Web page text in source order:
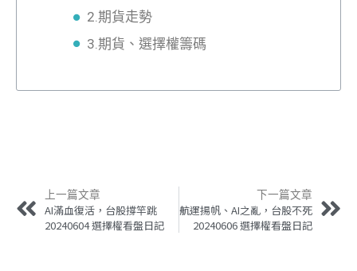
2.期貨走勢
3.期貨、選擇權籌碼
上一篇文章
AI滿血復活，台股撐竿跳
20240604 選擇權看盤日記
下一篇文章
航運揚帆、AI之亂，台股不死
20240606 選擇權看盤日記